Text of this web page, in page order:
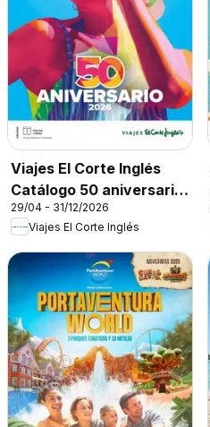
Viajes El Corte Inglés
Catálogo 50 aniversario
Tourmundial
29/04 - 31/12/2026
Viajes El Corte Inglés